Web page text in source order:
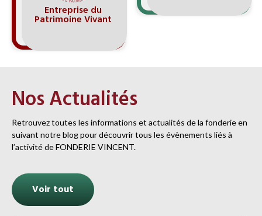
Entreprise du
Patrimoine Vivant
Nos Actualités
Retrouvez toutes les informations et actualités de la fonderie en
suivant notre blog pour découvrir tous les évènements liés à
l’activité de FONDERIE VINCENT.
Voir tout